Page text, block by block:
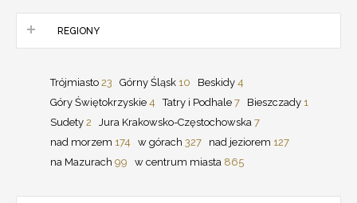
REGIONY
Trójmiasto 23 Górny Śląsk 10 Beskidy 4
Góry Świętokrzyskie 4 Tatry i Podhale 7 Bieszczady 1
Sudety 2 Jura Krakowsko-Częstochowska 7
nad morzem 174 w górach 327 nad jeziorem 127
na Mazurach 99 w centrum miasta 865